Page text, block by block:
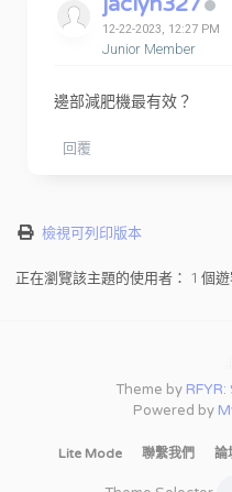
12-22-2023, 12:27 PM
Junior Member
邊部減肥機最有效？
回覆
檢視可列印版本
正在瀏覽該主題的使用者： 1 個
Theme by
Powered by
Lite Mode 聯繫我們 論